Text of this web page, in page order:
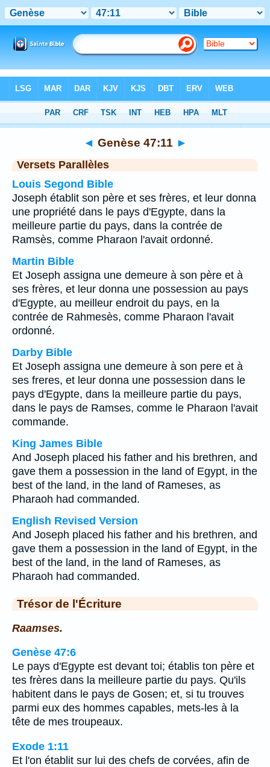
Chapitre 47 > Verset 11
◄ Genèse 47:11 ►
Versets Parallèles
Louis Segond Bible
Joseph établit son père et ses frères, et leur donna
une propriété dans le pays d'Egypte, dans la
meilleure partie du pays, dans la contrée de
Ramsès, comme Pharaon l'avait ordonné.
Martin Bible
Et Joseph assigna une demeure à son père et à
ses frères, et leur donna une possession au pays
d'Egypte, au meilleur endroit du pays, en la
contrée de Rahmesès, comme Pharaon l'avait
ordonné.
Darby Bible
Et Joseph assigna une demeure à son pere et à
ses freres, et leur donna une possession dans le
pays d'Egypte, dans la meilleure partie du pays,
dans le pays de Ramses, comme le Pharaon l'avait
commande.
King James Bible
And Joseph placed his father and his brethren, and
gave them a possession in the land of Egypt, in the
best of the land, in the land of Rameses, as
Pharaoh had commanded.
English Revised Version
And Joseph placed his father and his brethren, and
gave them a possession in the land of Egypt, in the
best of the land, in the land of Rameses, as
Pharaoh had commanded.
Trésor de l'Écriture
Raamses.
Genèse 47:6
Le pays d'Egypte est devant toi; établis ton père et
tes frères dans la meilleure partie du pays. Qu'ils
habitent dans le pays de Gosen; et, si tu trouves
parmi eux des hommes capables, mets-les à la
tête de mes troupeaux.
Exode 1:11
Et l'on établit sur lui des chefs de corvées, afin de